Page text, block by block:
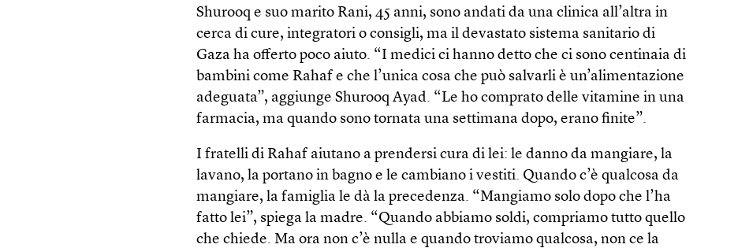
Shurooq e suo marito Rani, 45 anni, sono andati da una clinica all’altra in
cerca di cure, integratori o consigli, ma il devastato sistema sanitario di
Gaza ha offerto poco aiuto. “I medici ci hanno detto che ci sono centinaia di
bambini come Rahaf e che l’unica cosa che può salvarli è un’alimentazione
adeguata”, aggiunge Shurooq Ayad. “Le ho comprato delle vitamine in una
farmacia, ma quando sono tornata una settimana dopo, erano finite”.
I fratelli di Rahaf aiutano a prendersi cura di lei: le danno da mangiare, la
lavano, la portano in bagno e le cambiano i vestiti. Quando c’è qualcosa da
mangiare, la famiglia le dà la precedenza. “Mangiamo solo dopo che l’ha
fatto lei”, spiega la madre. “Quando abbiamo soldi, compriamo tutto quello
che chiede. Ma ora non c’è nulla e quando troviamo qualcosa, non ce la